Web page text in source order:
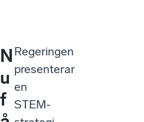
N
u
f
Regeringen
presenterar
en
STEM-